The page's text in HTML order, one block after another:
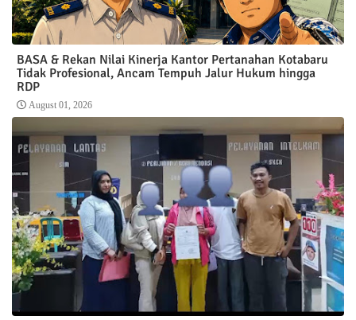
BASA & Rekan Nilai Kinerja Kantor Pertanahan Kotabaru
Tidak Profesional, Ancam Tempuh Jalur Hukum hingga
RDP
August 01, 2026